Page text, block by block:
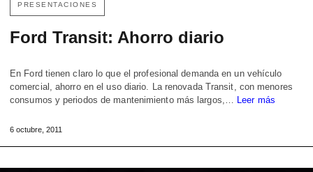
PRESENTACIONES
Ford Transit: Ahorro diario
En Ford tienen claro lo que el profesional demanda en un vehículo
comercial, ahorro en el uso diario. La renovada Transit, con menores
consumos y periodos de mantenimiento más largos,… Leer más
6 octubre, 2011